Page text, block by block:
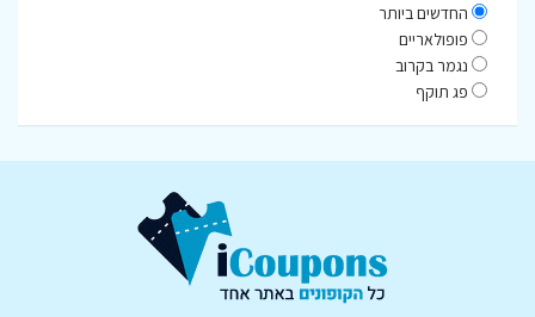
החדשים ביותר
פופולאריים
נגמר בקרוב
פג תוקף